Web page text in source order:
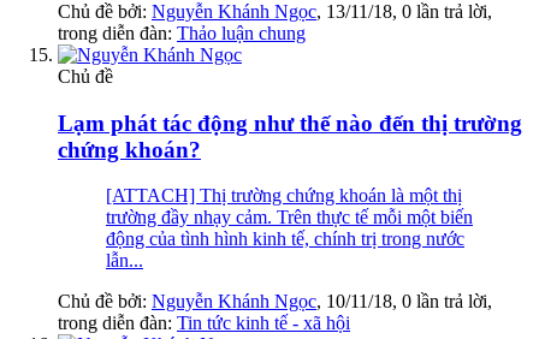
Chủ đề bởi: Nguyễn Khánh Ngọc, 13/11/18, 0 lần trả lời,
trong diễn đàn: Thảo luận chung
Chủ đề
Lạm phát tác động như thế nào đến thị trường
chứng khoán?
[ATTACH] Thị trường chứng khoán là một thị
trường đầy nhạy cảm. Trên thực tế mỗi một biến
động của tình hình kinh tế, chính trị trong nước
lẫn...
Chủ đề bởi: Nguyễn Khánh Ngọc, 10/11/18, 0 lần trả lời,
trong diễn đàn: Tin tức kinh tế - xã hội